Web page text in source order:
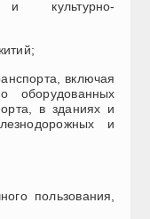
и культурно-
включая
оборудованных
в зданиях и
и
пользования,